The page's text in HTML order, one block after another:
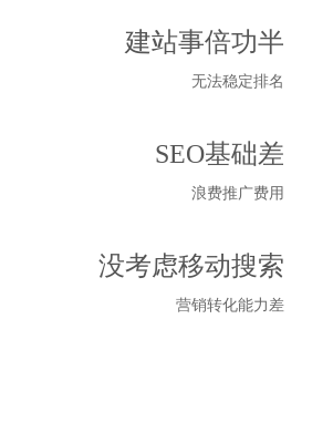
建站事倍功半
无法稳定排名
SEO基础差
浪费推广费用
没考虑移动搜索
营销转化能力差